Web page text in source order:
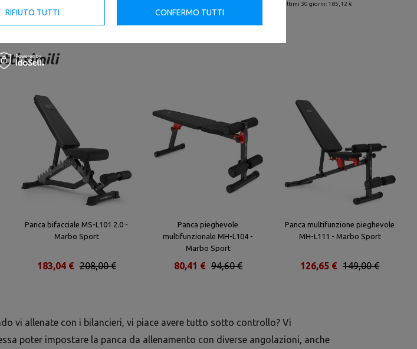
ultimi 30 giorni: 185,12 €
simili
Panca bifacciale MS-L101 2.0 -
Marbo Sport
208,00 €
183,04 €
Panca pieghevole
multifunzionale MH-L104 -
Marbo Sport
94,60 €
80,41 €
Panca multifunzione pieghevole
MH-L111 - Marbo Sport
149,00 €
126,65 €
vi allenate con i bilancieri, vi piace avere tutto sotto controllo? Vi
poter impostare la panca da allenamento con diverse angolazioni, anche
RIFIUTO TUTTI CONFERMO TUTTI